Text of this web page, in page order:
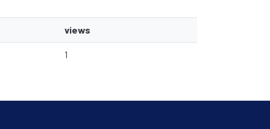
views
1